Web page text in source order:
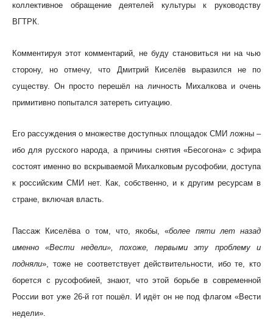
коллективное обращение деятелей культуры к руководству
ВГТРК.
Комментируя этот комментарий, не буду становиться ни на чью
сторону, но отмечу, что Дмитрий Киселёв выразился не по
существу. Он просто перешёл на личность Михалкова и очень
примитивно попытался затереть ситуацию.
Его рассуждения о множестве доступных площадок СМИ ложны –
ибо для русского народа, а причины снятия «Бесогона» с эфира
состоят именно во вскрываемой Михалковым русофобии, доступа
к российским СМИ нет. Как, собственно, и к другим ресурсам в
стране, включая власть.
Пассаж Киселёва о том, что, якобы, «более пяти лет назад
именно «Вести недели», похоже, первыми эту проблему и
подняли», тоже не соответствует действительности, ибо те, кто
борется с русофобией, знают, что этой борьбе в современной
России вот уже 26-й гот пошёл. И идёт он не под флагом «Вести
недели».